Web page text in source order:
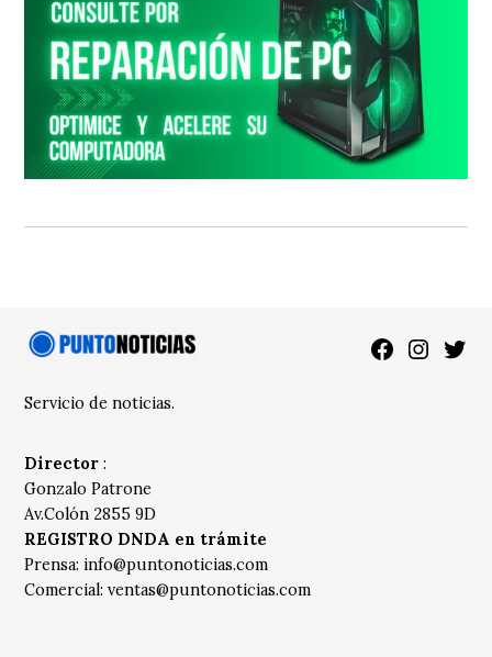
Facebook
Servicio de noticias.
Director :
Gonzalo Patrone
Av.Colón 2855 9D
REGISTRO DNDA en trámite
Prensa: info@puntonoticias.com
Comercial:ventas@puntonoticias.com